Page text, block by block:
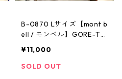
B-0870 Lサイズ【mont b
ell / モンベル】GORE-TE
ンツ：メンズBK
¥11,000
SOLD OUT